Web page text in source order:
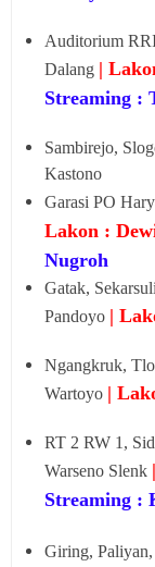
Auditorium RRI
Dalang |
Streaming :
Sambirejo,
Kastono
Garasi PO
Lakon :
Nugroh
Gatak,
Pandoyo |
Ngangkruk,
Wartoyo |
RT 2 RW 1,
Warseno Slenk
Streaming :
Giring,